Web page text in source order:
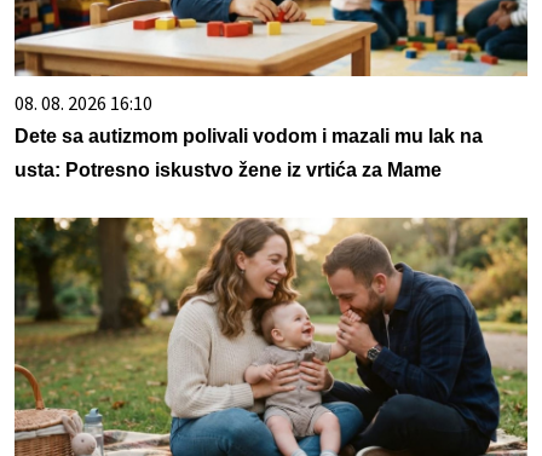
08. 08. 2026 16:10
Dete sa autizmom polivali vodom i mazali mu lak na
usta: Potresno iskustvo žene iz vrtića za Mame